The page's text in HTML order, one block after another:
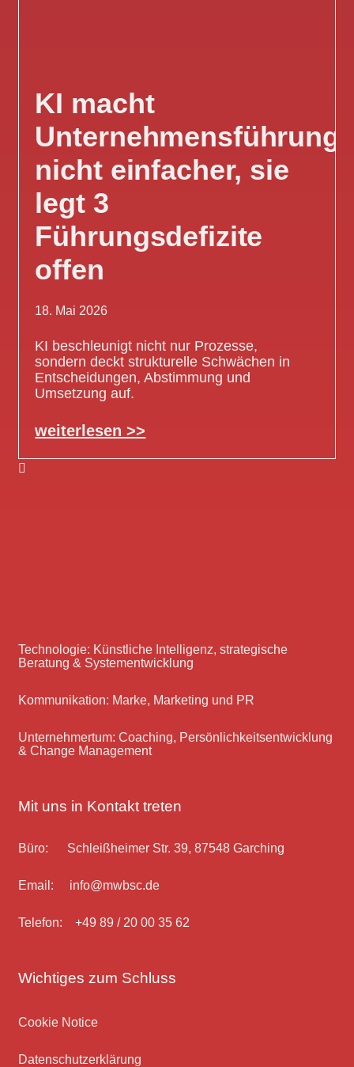
KI macht
Unternehmensführung
nicht einfacher, sie
legt 3
Führungsdefizite
offen
18. Mai 2026
KI beschleunigt nicht nur Prozesse,
sondern deckt strukturelle Schwächen in
Entscheidungen, Abstimmung und
Umsetzung auf.
weiterlesen >>
Technologie: Künstliche Intelligenz, strategische
Beratung & Systementwicklung
Kommunikation: Marke, Marketing und PR
Unternehmertum: Coaching, Persönlichkeitsentwicklung
& Change Management
Mit uns in Kontakt treten
Büro: Schleißheimer Str. 39, 87548 Garching
Email: info@mwbsc.de
Telefon: +49 89 / 20 00 35 62
Wichtiges zum Schluss
Cookie Notice
Datenschutz­erklärung